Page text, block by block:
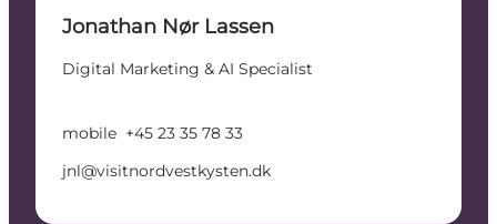
Jonathan Nør Lassen
Digital Marketing & AI Specialist
mobile +45 23 35 78 33
jnl@visitnordvestkysten.dk